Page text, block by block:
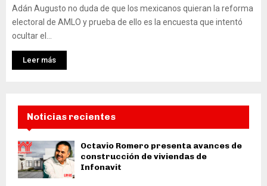
Adán Augusto no duda de que los mexicanos quieran la reforma
electoral de AMLO y prueba de ello es la encuesta que intentó
ocultar el...
Leer más
Noticias recientes
Octavio Romero presenta avances de
construcción de viviendas de
Infonavit